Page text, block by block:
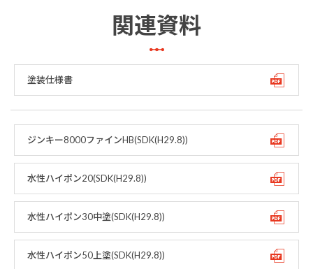
関連資料
塗装仕様書
ジンキー8000ファインHB(SDK(H29.8))
水性ハイポン20(SDK(H29.8))
水性ハイポン30中塗(SDK(H29.8))
水性ハイポン50上塗(SDK(H29.8))